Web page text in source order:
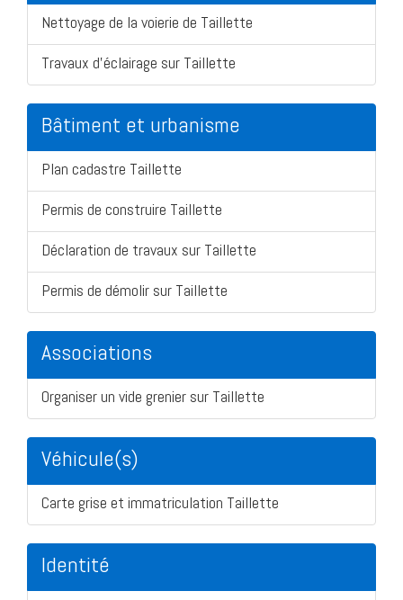
Nettoyage de la voierie de Taillette
Travaux d'éclairage sur Taillette
Bâtiment et urbanisme
Plan cadastre Taillette
Permis de construire Taillette
Déclaration de travaux sur Taillette
Permis de démolir sur Taillette
Associations
Organiser un vide grenier sur Taillette
Véhicule(s)
Carte grise et immatriculation Taillette
Identité